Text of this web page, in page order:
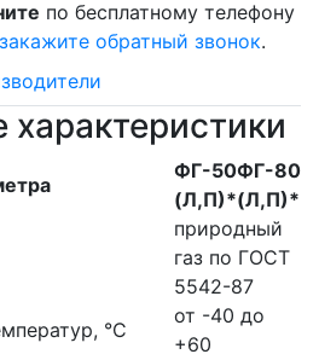
по бесплатному телефону
закажите обратный звонок.
характеристики
ФГ-50
(Л,П)*
ФГ-80
(Л,П)*
природный
газ по ГОСТ
5542-87
°С
от -40 до
+60